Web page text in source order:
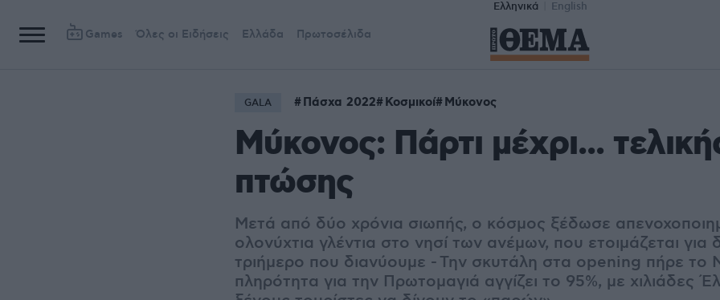
Ελληνικά English
Games Όλες οι Ειδήσεις Ελλάδα Πρωτοσέλιδα
GALA Πάσχα 2022 Κοσμικοί Μύκονος
Μύκονος: Πάρτι μέχρι...
πτώσης
Μετά από δύο χρόνια σιωπής, ο κόσμος ξέδωσε
ολονύχτια γλέντια στο νησί των ανέμων, που ετοιμάζεται
τριήμερο που διανύουμε - Την σκυτάλη στα opening πήρε το
πληρότητα για την Πρωτομαγιά αγγίζει το 95%, με χιλιάδες